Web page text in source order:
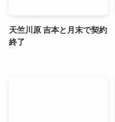
天竺川原 吉本と月末で契約
終了